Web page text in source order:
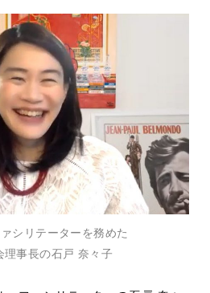
シリテーターを務めた
理事長の石戸 奈々子